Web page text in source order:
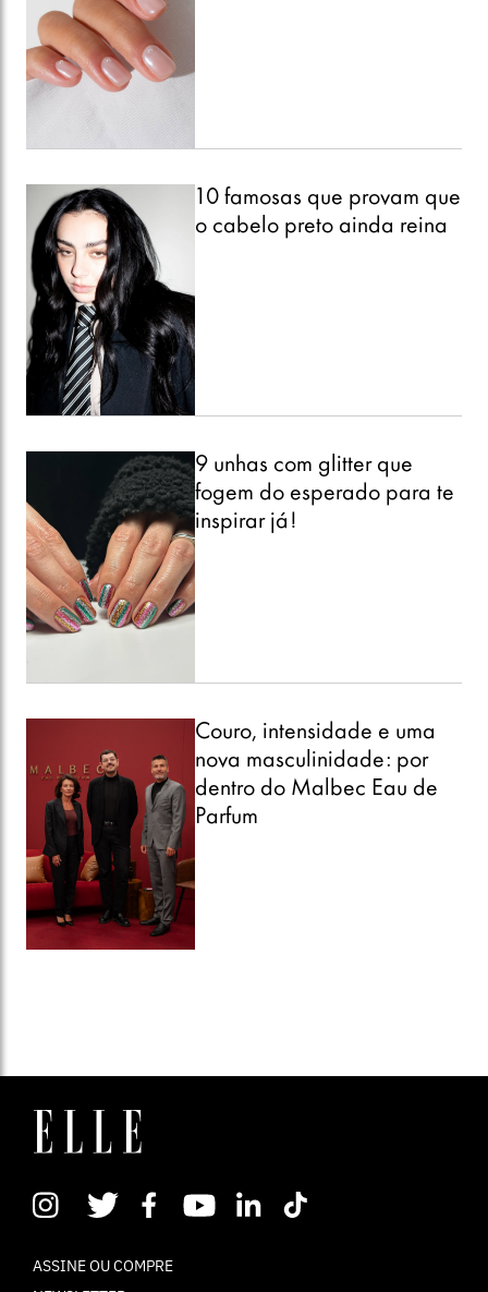
10 famosas que provam que
o cabelo preto ainda reina
9 unhas com glitter que
fogem do esperado para te
inspirar já!
Couro, intensidade e uma
nova masculinidade: por
dentro do Malbec Eau de
Parfum
ASSINE OU COMPRE